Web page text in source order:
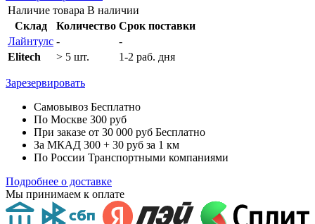
Наличие товара В наличии
Склад
Количество Срок поставки
Лайнтулс -
-
Elitech
> 5 шт. 1-2 раб. дня
Зарезервировать
Самовывоз Бесплатно
По Москве 300 руб
При заказе от 30 000 руб Бесплатно
За МКАД 300 + 30 руб за 1 км
По России Транспортными компаниями
Подробнее о доставке
Мы принимаем к оплате